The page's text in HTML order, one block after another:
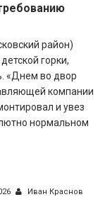
район)
горки,
«Днем во двор
компании
и увез
нормальном
Иван Краснов